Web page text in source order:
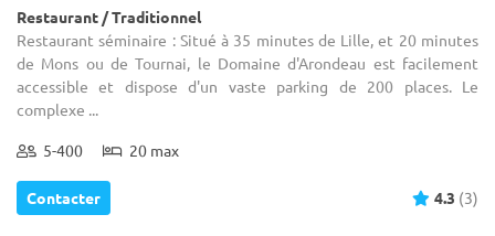
Restaurant / Traditionnel
Restaurant séminaire : Situé à 35 minutes de Lille, et 20 minutes
de Mons ou de Tournai, le Domaine d'Arondeau est facilement
accessible et dispose d'un vaste parking de 200 places. Le
complexe ...
5-400 20 max
Contacter 4.3 (3)